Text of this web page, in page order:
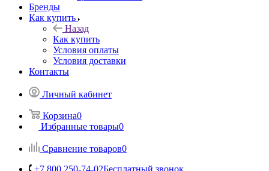
Бренды
Как купить
Назад
Как купить
Условия оплаты
Условия доставки
Контакты
Личный кабинет
Корзина0
Избранные товары0
Сравнение товаров0
+7 800 250-74-02Бесплатный звонок